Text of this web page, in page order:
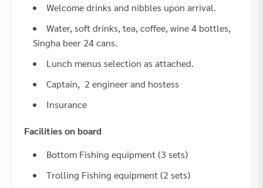
Welcome drinks and nibbles upon arrival.
Water, soft drinks, tea, coffee, wine 4 bottles,
Singha beer 24 cans.
Lunch menus selection as attached.
Captain, 2 engineer and hostess
Insurance
Facilities on board
Bottom Fishing equipment (3 sets)
Trolling Fishing equipment (2 sets)